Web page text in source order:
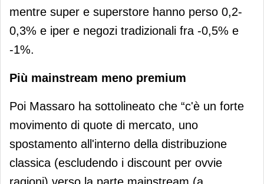
mentre super e superstore hanno perso 0,2-
0,3% e iper e negozi tradizionali fra -0,5% e
-1%.
Più mainstream meno premium
Poi Massaro ha sottolineato che “c'è un forte
movimento di quote di mercato, uno
spostamento all'interno della distribuzione
classica (escludendo i discount per ovvie
ragioni) verso la parte mainstream (a